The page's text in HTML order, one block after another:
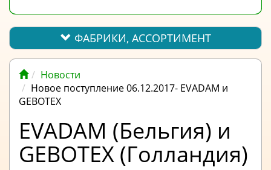
ПОЛЕЗНАЯ
ИНФОРМАЦИЯ
ВАКАНСИИ
ОПЛАТА
ФАБРИКИ, АССОРТИМЕНТ
Новости
Новое поступление 06.12.2017- EVADAM и
GEBOTEX
EVADAM (Бельгия) и
GEBOTEX (Голландия)